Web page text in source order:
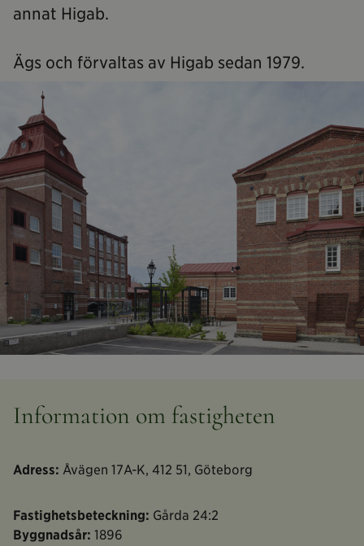
annat Higab.
Ägs och förvaltas av Higab sedan 1979.
Information om fastigheten
Adress: Åvägen 17A-K, 412 51, Göteborg
Fastighetsbeteckning: Gårda 24:2
Byggnadsår: 1896